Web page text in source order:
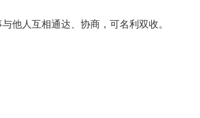
他人互相通达、协商，可名利双收。